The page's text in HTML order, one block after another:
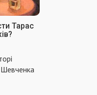
Тарас
Шевченка